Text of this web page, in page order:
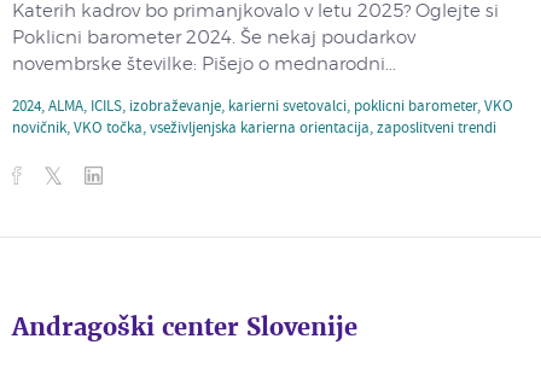
Katerih kadrov bo primanjkovalo v letu 2025? Oglejte si
Poklicni barometer 2024. Še nekaj poudarkov
novembrske številke: Pišejo o mednarodni...
2024,ALMA, ICILS, izobraževanje, karierni svetovalci, poklicni barometer,VKO
novičnik,VKO točka,vseživljenjska karierna orientacija,zaposlitveni trendi
Andragoški center Slovenije